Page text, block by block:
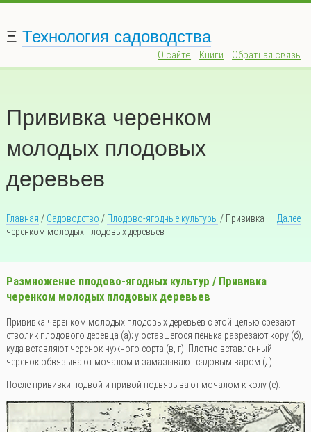
Ξ Технология садоводства
О сайте Книги Обратная связь
Прививка черенком
молодых плодовых
деревьев
Главная / —Далее
Садоводство / Плодово-ягодные культуры / Прививка
черенком молодых плодовых деревьев
Размножение плодово-ягодных культур / Прививка
черенком молодых плодовых деревьев
Прививка черенком молодых плодовых деревьев с этой целью срезают
стволик плодового деревца (а); у оставшегося пенька разрезают кору (б),
куда вставляют черенок нужного сорта (в, г). Плотно вставленный
черенок обвязывают мочалом и замазывают садовым варом (д).
После прививки подвой и привой подвязывают мочалом к колу (е).